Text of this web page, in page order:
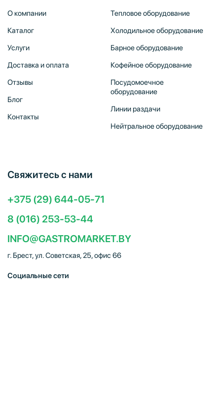
О компании
Каталог
Услуги
Доставка и оплата
Отзывы
Блог
Контакты
Тепловое оборудование
Холодильное оборудование
Барное оборудование
Кофейное оборудование
Посудомоечное
оборудование
Линии раздачи
Нейтральное оборудование
Свяжитесь с нами
+375 (29) 644-05-71
8 (016) 253-53-44
INFO@GASTROMARKET.BY
г. Брест, ул. Советская, 25, офис 66
Социальные сети